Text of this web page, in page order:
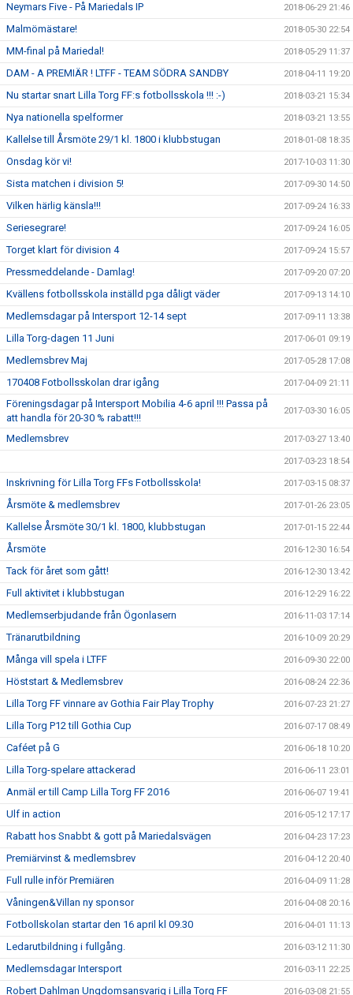
Neymars Five - På Mariedals IP 2018-06-29 21:46
Malmömästare! 2018-05-30 22:54
MM-final på Mariedal! 2018-05-29 11:37
DAM - A PREMIÄR ! LTFF - TEAM SÖDRA SANDBY 2018-04-11 19:20
Nu startar snart Lilla Torg FF:s fotbollsskola !!! :-) 2018-03-21 15:34
Nya nationella spelformer 2018-03-21 13:55
Kallelse till Årsmöte 29/1 kl. 1800 i klubbstugan 2018-01-08 18:35
Onsdag kör vi! 2017-10-03 11:30
Sista matchen i division 5! 2017-09-30 14:50
Vilken härlig känsla!!! 2017-09-24 16:33
Seriesegrare! 2017-09-24 16:05
Torget klart för division 4 2017-09-24 15:57
Pressmeddelande - Damlag! 2017-09-20 07:20
Kvällens fotbollsskola inställd pga dåligt väder 2017-09-13 14:10
Medlemsdagar på Intersport 12-14 sept 2017-09-11 13:38
Lilla Torg-dagen 11 Juni 2017-06-01 09:19
Medlemsbrev Maj 2017-05-28 17:08
170408 Fotbollsskolan drar igång 2017-04-09 21:11
Föreningsdagar på Intersport Mobilia 4-6 april !!! Passa på
att handla för 20-30 % rabatt!!!
2017-03-30 16:05
Medlemsbrev 2017-03-27 13:40
2017-03-23 18:54
Inskrivning för Lilla Torg FFs Fotbollsskola! 2017-03-15 08:37
Årsmöte & medlemsbrev 2017-01-26 23:05
Kallelse Årsmöte 30/1 kl. 1800, klubbstugan 2017-01-15 22:44
Årsmöte 2016-12-30 16:54
Tack för året som gått! 2016-12-30 13:42
Full aktivitet i klubbstugan 2016-12-29 16:22
Medlemserbjudande från Ögonlasern 2016-11-03 17:14
Tränarutbildning 2016-10-09 20:29
Många vill spela i LTFF 2016-09-30 22:00
Höststart & Medlemsbrev 2016-08-24 22:36
Lilla Torg FF vinnare av Gothia Fair Play Trophy 2016-07-23 21:27
Lilla Torg P12 till Gothia Cup 2016-07-17 08:49
Caféet på G 2016-06-18 10:20
Lilla Torg-spelare attackerad 2016-06-11 23:01
Anmäl er till Camp Lilla Torg FF 2016 2016-06-07 19:41
Ulf in action 2016-05-12 17:17
Rabatt hos Snabbt & gott på Mariedalsvägen 2016-04-23 17:23
Premiärvinst & medlemsbrev 2016-04-12 20:40
Full rulle inför Premiären 2016-04-09 11:28
Våningen&Villan ny sponsor 2016-04-08 20:16
Fotbollskolan startar den 16 april kl 09.30 2016-04-01 11:13
Ledarutbildning i fullgång. 2016-03-12 11:30
Medlemsdagar Intersport 2016-03-11 22:25
Robert Dahlman Ungdomsansvarig i Lilla Torg FF 2016-03-08 21:55